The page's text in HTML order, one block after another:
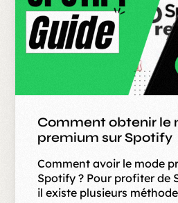
Comment obtenir le
premium sur Spotify
Comment avoir le mode
Spotify ? Pour profiter de
il existe plusieurs